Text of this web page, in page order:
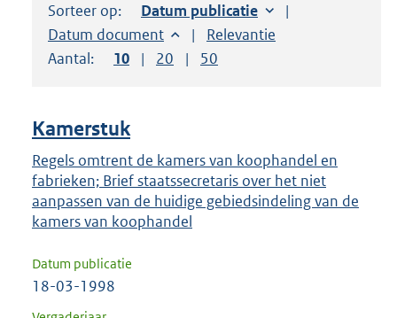
suggesties.
Druk
om
uw
keuze
te
bevestigen.
Sorteer op: Sorteer op:
Datum publicatie
Sorteer op:
Datum document Sorteer op:
Relevantie
Aantal:
Toon
10 resultaten per pagina
Toon
20 resultaten per pagina
Toon
50
Kamerstuk
Regels omtrent de kamers van koophandel en
fabrieken; Brief staatssecretaris over het niet
aanpassen van de huidige gebiedsindeling van de
kamers van koophandel
Datum publicatie
18-03-1998